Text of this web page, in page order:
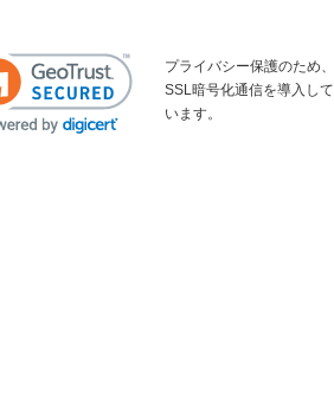
プライバシー保護のため、
SSL暗号化通信を導入して
います。